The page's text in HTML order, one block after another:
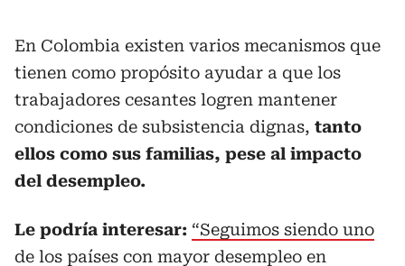
En Colombia existen varios mecanismos que
tienen como propósito ayudar a que los
trabajadores cesantes logren mantener
condiciones de subsistencia dignas, tanto
ellos como sus familias, pese al impacto
del desempleo.
Le podría interesar: “Seguimos siendo uno
de los países con mayor desempleo en